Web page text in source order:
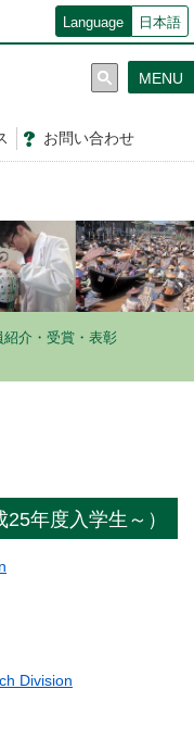
Language 日本語
お問い合わせ
MENU
紹介・受賞・表彰
年度入学生～）
Division